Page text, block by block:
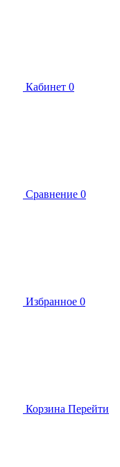
Кабинет 0
Сравнение 0
Избранное 0
Корзина Перейти